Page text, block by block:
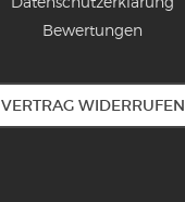
Bewertungen
VERTRAG WIDERRUFEN